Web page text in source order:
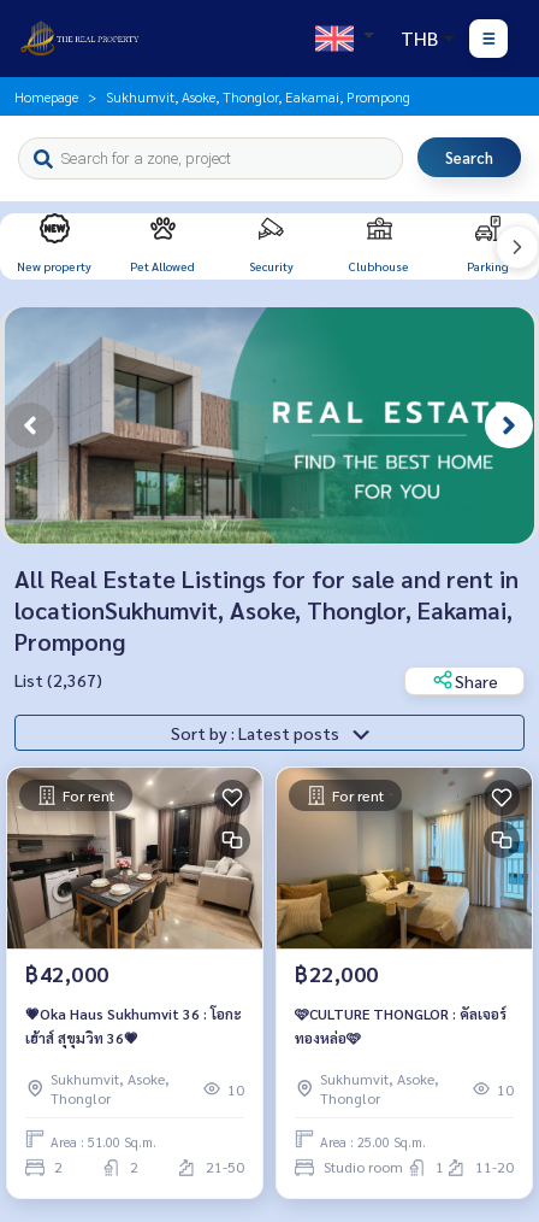
THB
Homepage Sukhumvit, Asoke, Thonglor, Eakamai, Prompong
Search
New property Pet Allowed Security Clubhouse Parking
All Real Estate Listings for for sale and rent in
locationSukhumvit, Asoke, Thonglor, Eakamai,
Prompong
List (2,367) Share
Sort by : Latest posts
For rent
฿42,000
💗Oka Haus Sukhumvit 36 : โอกะ
เฮ้าส์ สุขุมวิท 36💗
Sukhumvit, Asoke,
Thonglor
10
Area : 51.00 Sq.m.
2 2 21-50
For rent
฿22,000
🩷CULTURE THONGLOR : คัลเจอร์
ทองหล่อ🩷
Sukhumvit, Asoke,
Thonglor
10
Area : 25.00 Sq.m.
Studio room 1 11-20